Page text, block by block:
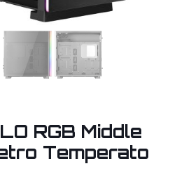
RGB Middle
Temperato